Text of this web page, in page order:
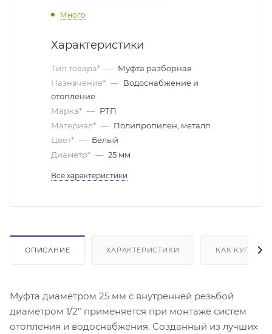
Много
Характеристики
Тип товара* — Муфта разборная
Назначение* — Водоснабжение и
отопление
Марка* — РТП
Материал* — Полипропилен, металл
Цвет* — Белый
Диаметр* — 25 мм
Все характеристики
ОПИСАНИЕ ХАРАКТЕРИСТИКИ КАК КУПИТЬ
Муфта диаметром 25 мм с внутренней резьбой
диаметром 1/2" применяется при монтаже систем
отопления и водоснабжения. Созданный из лучших